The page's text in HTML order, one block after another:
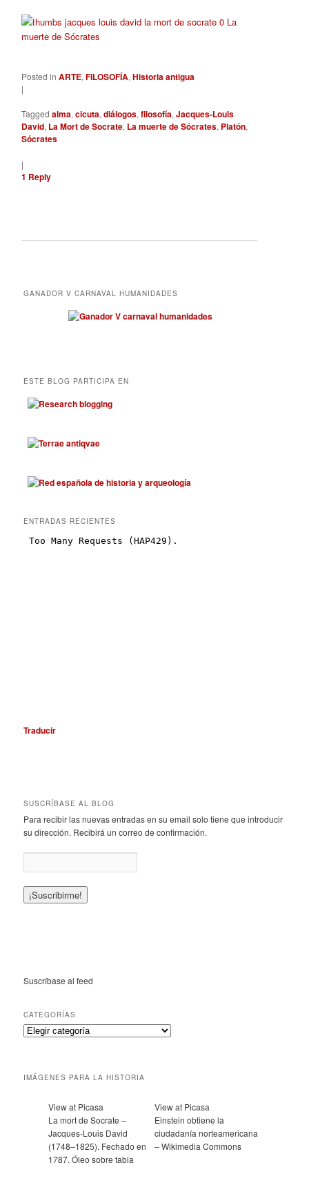
Posted in ARTE, FILOSOFÍA, Historia antigua
|
Tagged alma, cicuta, diálogos, filosofía, Jacques-Louis
David, La Mort de Socrate, La muerte de Sócrates, Platón,
Sócrates
|
1 Reply
GANADOR V CARNAVAL HUMANIDADES
ESTE BLOG PARTICIPA EN
ENTRADAS RECIENTES
Traducir
SUSCRÍBASE AL BLOG
Para recibir las nuevas entradas en su email solo tiene que introducir
su dirección. Recibirá un correo de confirmación.
Suscríbase al feed
CATEGORÍAS
IMÁGENES PARA LA HISTORIA
View at Picasa
La mort de Socrate –
Jacques-Louis David
(1748–1825). Fechado en
1787. Óleo sobre tabla
View at Picasa
Einstein obtiene la
ciudadanía norteamericana
– Wikimedia Commons